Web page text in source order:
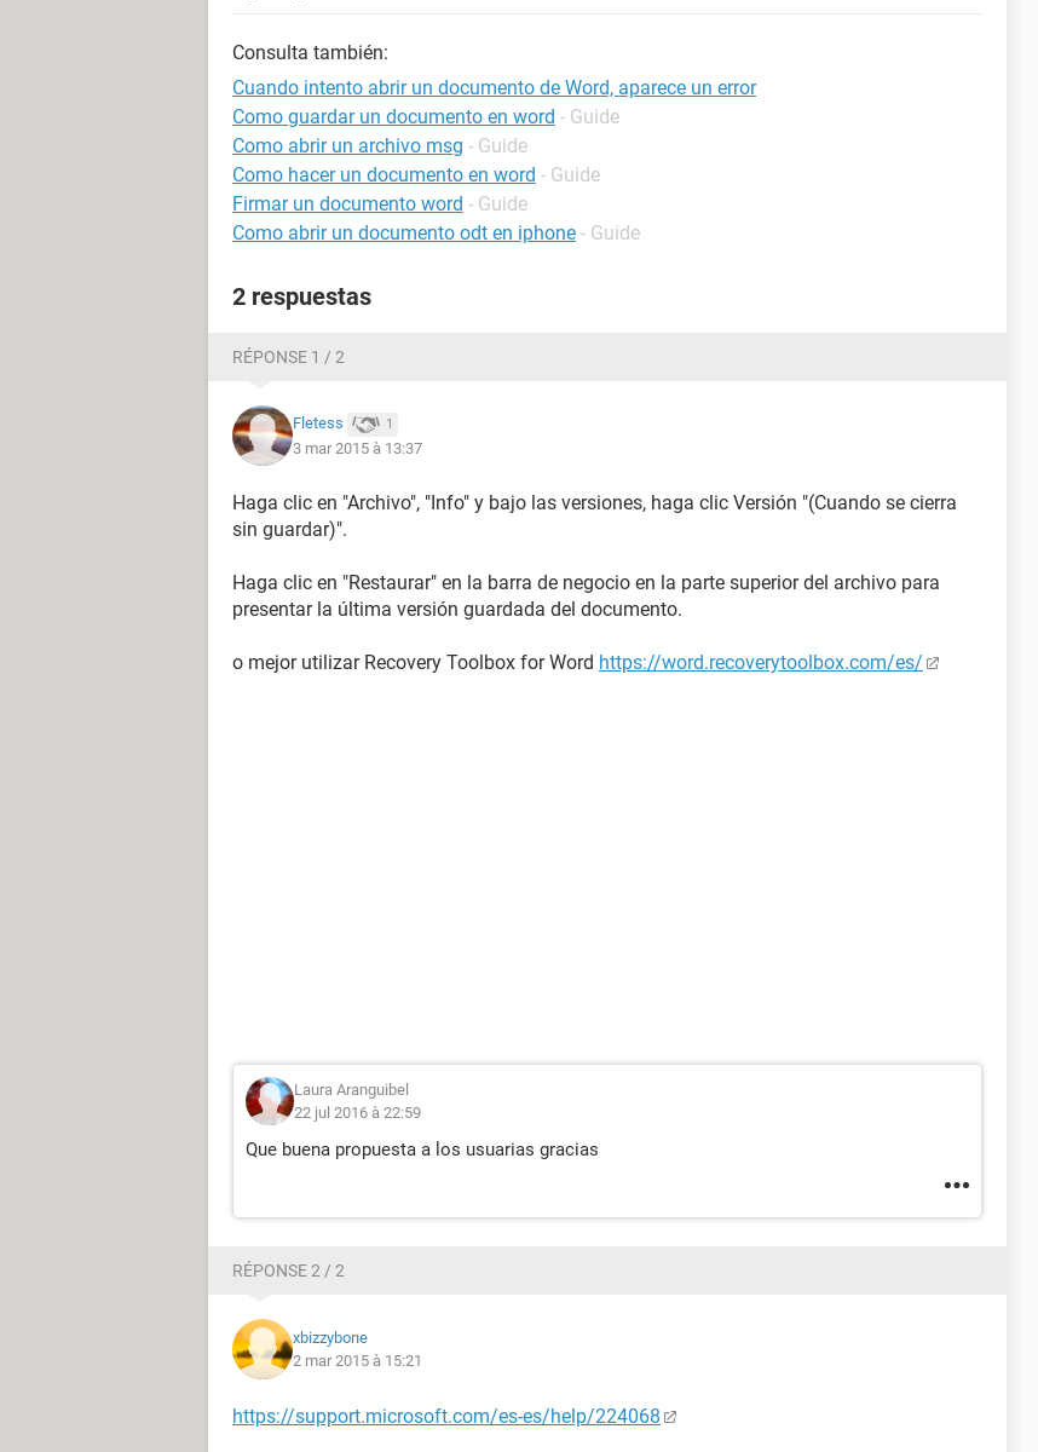
Consulta también:
Cuando intento abrir un documento de Word, aparece un error
Como guardar un documento en word - Guide
Como abrir un archivo msg - Guide
Como hacer un documento en word - Guide
Firmar un documento word - Guide
Como abrir un documento odt en iphone - Guide
2 respuestas
RÉPONSE 1 / 2
Fletess 1
3 mar 2015 à 13:37
Haga clic en "Archivo", "Info" y bajo las versiones, haga clic Versión "(Cuando se cierra
sin guardar)".
Haga clic en "Restaurar" en la barra de negocio en la parte superior del archivo para
presentar la última versión guardada del documento.
o mejor utilizar Recovery Toolbox for Word https://word.recoverytoolbox.com/es/
Laura Aranguibel
22 jul 2016 à 22:59
Que buena propuesta a los usuarias gracias
RÉPONSE 2 / 2
xbizzybone
2 mar 2015 à 15:21
https://support.microsoft.com/es-es/help/224068